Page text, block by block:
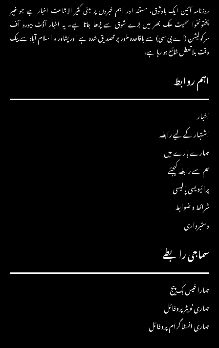
روزنامہ آئین ایک باوثوق، مستند اور اہم خبروں پر مبنی کثیر الاشاعت اخبار ہے جو خیبر
پختونخوا سمیت ملک بھر میں بڑے شوق سے پڑھا جاتا ہے۔ یہ اخبار آڈٹ بیورو آف
سرکولیشن (اے بی سی) سے باقاعدہ طور پر تصدیق شدہ ہے اور پشاور و اسلام آباد سے بیک
وقت بلاتعطل شائع ہو رہا ہے،
اہم روابط
اخبار
اشتہار کے لیے رابطہ
ہمارے بارے میں
ہم سے رابطہ کیجئے
پرائیویسی پالیسی
شرائط و ضوابط
دستبرداری
سماجی رابطے
ہمارا فیس بک پیج
ہماری ٹویٹر پروفائل
ہماری انسٹاگرام پروفائل